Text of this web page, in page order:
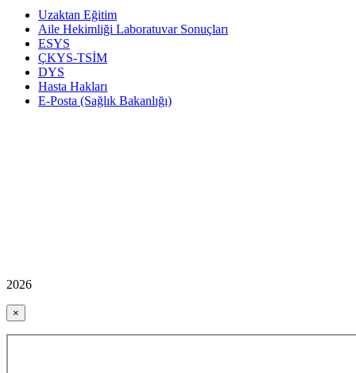
Uzaktan Eğitim
Aile Hekimliği Laboratuvar Sonuçları
ESYS
ÇKYS-TSİM
DYS
Hasta Hakları
E-Posta (Sağlık Bakanlığı)
2026
×